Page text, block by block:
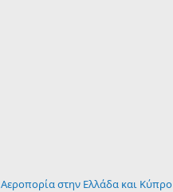
Αεροπορία στην Ελλάδα και Κύπρο